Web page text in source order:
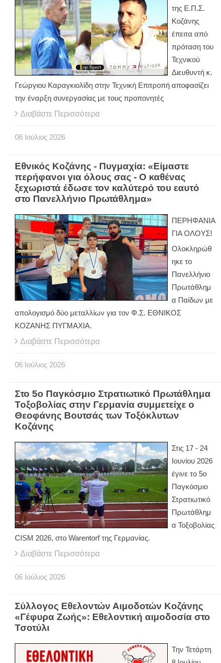
της Ε.Π.Σ.
Κοζάνης
έπειτα από
πρόταση του
Τεχνικού
Διευθυντή κ.
Γεώργιου Καραγκιολίδη στην Τεχνική Επιτροπή αποφασίζει
την έναρξη συνεργασίας με τους προπονητές
Διαβάστε Περισσότερα
06 Ιούλιος 2026
Εθνικός Κοζάνης - Πυγμαχία: «Είμαστε
περήφανοι για όλους σας - Ο καθένας
ξεχωριστά έδωσε τον καλύτερό του εαυτό
στο Πανελλήνιο Πρωτάθλημα»
ΠΕΡΗΦΑΝΙΑ
ΓΙΑ ΟΛΟΥΣ!
Ολοκληρώθ
ηκε το
Πανελλήνιο
Πρωτάθλημ
α Παίδων με
απολογισμό δύο μεταλλίων για τον Φ.Σ. ΕΘΝΙΚΟΣ
ΚΟΖΑΝΗΣ ΠΥΓΜΑΧΙΑ.
Διαβάστε Περισσότερα
06 Ιούλιος 2026
Στο 5ο Παγκόσμιο Στρατιωτικό Πρωτάθλημα
Τοξοβολίας στην Γερμανία συμμετείχε ο
Θεοφάνης Βουτσάς των Τοξόκλυτων
Κοζάνης
Στις 17 - 24
Ιουνίου 2026
έγινε το 5ο
Παγκόσμιο
Στρατιωτικό
Πρωτάθλημ
α Τοξοβολίας
CISM 2026, στο Warentorf της Γερμανίας.
Διαβάστε Περισσότερα
06 Ιούλιος 2026
Σύλλογος Εθελοντών Αιμοδοτών Κοζάνης
«Γέφυρα Ζωής»: Εθελοντική αιμοδοσία στο
Τσοτύλι
Την Τετάρτη